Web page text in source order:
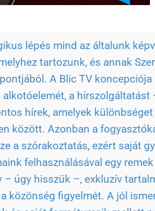
lépés mind az általunk
tartozunk, és annak
A Blic TV koncepciója
alkotóelemét, a hírszolgáltatást
hírek, amelyek
között. Azonban a
a szórakoztatás, ezért saját
felhasználásával egy
úgy hisszük –, exkluzív
közönség figyelmét. A jól